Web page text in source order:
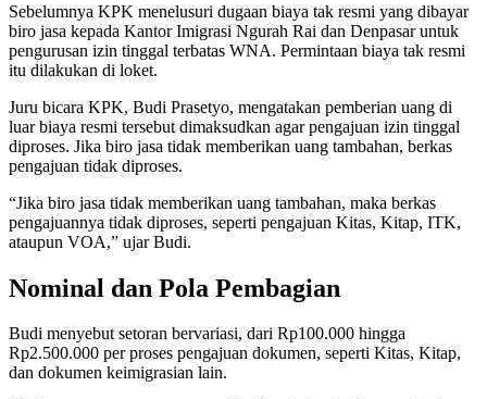
Sebelumnya KPK menelusuri dugaan biaya tak resmi yang dibayar
biro jasa kepada Kantor Imigrasi Ngurah Rai dan Denpasar untuk
pengurusan izin tinggal terbatas WNA. Permintaan biaya tak resmi
itu dilakukan di loket.
Juru bicara KPK, Budi Prasetyo, mengatakan pemberian uang di
luar biaya resmi tersebut dimaksudkan agar pengajuan izin tinggal
diproses. Jika biro jasa tidak memberikan uang tambahan, berkas
pengajuan tidak diproses.
“Jika biro jasa tidak memberikan uang tambahan, maka berkas
pengajuannya tidak diproses, seperti pengajuan Kitas, Kitap, ITK,
ataupun VOA,” ujar Budi.
Nominal dan Pola Pembagian
Budi menyebut setoran bervariasi, dari Rp100.000 hingga
Rp2.500.000 per proses pengajuan dokumen, seperti Kitas, Kitap,
dan dokumen keimigrasian lain.